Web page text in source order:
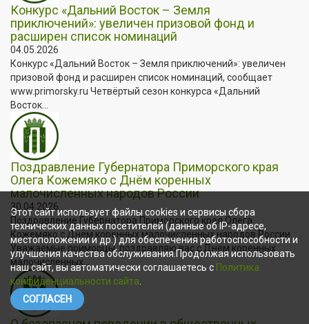
Конкурс «Дальний Восток – Земля
приключений»: увеличен призовой фонд и
расширен список номинаций
04.05.2026
Конкурс «Дальний Восток – Земля приключений»: увеличен
призовой фонд и расширен список номинаций, сообщает
www.primorsky.ru Четвёртый сезон конкурса «Дальний
Восток...
Поздравление Губернатора Приморского края
Олега Кожемяко с Днём коренных
малочисленных народов России
30.04.2026
Поздравление Губернатора Приморского края Олега
Кожемяко с Днём коренных малочисленных народов России
Уважаемые приморцы, поздравляю вас с Днём коренных
малочисленных...
Этот сайт использует файлы cookies и сервисы сбора
технических данных посетителей (данные об IP-адресе,
местоположении и др.) для обеспечения работоспособности и
улучшения качества обслуживания.Продолжая использовать
наш сайт, вы автоматически соглашаетесь с Политика
конфиденциальности сайта
СОГЛАСЕН